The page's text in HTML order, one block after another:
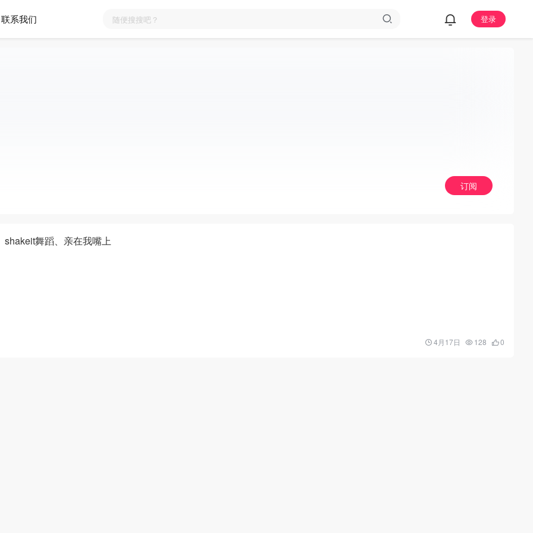
联系我们 登录
订阅
shakeit舞蹈、亲在我嘴上
4月17日 128 0